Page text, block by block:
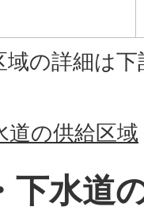
域の詳細は
道の供給区域
下水道